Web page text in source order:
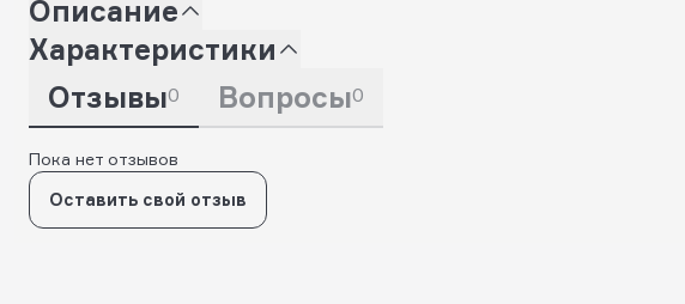
Описание
Характеристики
Отзывы0 Вопросы0
Пока нет отзывов
Оставить свой отзыв